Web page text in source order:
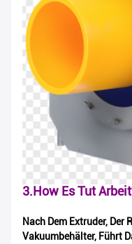
3.How Es Tut
Nach Dem Extruder, Der
Vakuumbehälter, Führt